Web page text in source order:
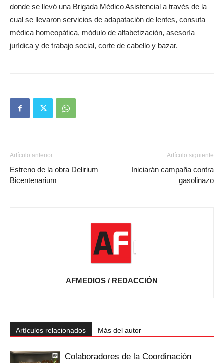
donde se llevó una Brigada Médico Asistencial a través de la
cual se llevaron servicios de adapatación de lentes, consuta
médica homeopática, módulo de alfabetización, asesoría
jurídica y de trabajo social, corte de cabello y bazar.
Artículo anterior
Estreno de la obra Delirium
Bicentenarium
Artículo siguiente
Iniciarán campaña contra
gasolinazo
AFMEDIOS / REDACCIÓN
Artículos relacionados Más del autor
Colaboradores de la Coordinación